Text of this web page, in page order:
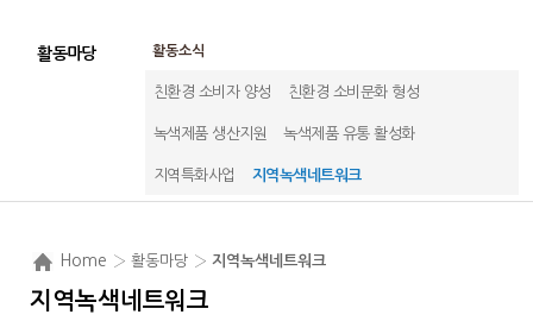
활동마당 활동소식
친환경 소비자 양성 친환경 소비문화 형성
녹색제품 생산지원 녹색제품 유통 활성화
지역특화사업 지역녹색네트워크
Home › 활동마당 › 지역녹색네트워크
지역녹색네트워크